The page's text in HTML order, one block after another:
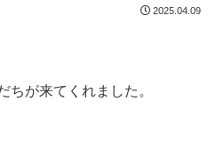
2025.04.09
ちが来てくれました。